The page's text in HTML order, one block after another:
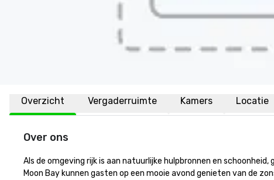
Overzicht Vergaderruimte Kamers Locatie
Over ons
Als de omgeving rijk is aan natuurlijke hulpbronnen en
Moon Bay kunnen gasten op een mooie avond genieten van de